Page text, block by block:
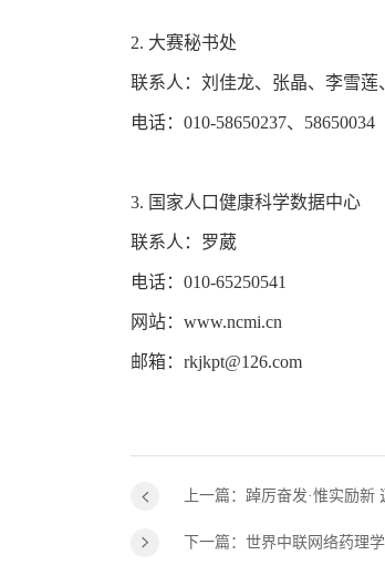
2. 大赛秘书处
联系人：刘佳龙、张晶、李雪莲
电话：010-58650237、58650034
3. 国家人口健康科学数据中心
联系人：罗葳
电话：010-65250541
网站：www.ncmi.cn
邮箱：rkjkpt@126.com
上一篇：踔厉奋发·惟实励
下一篇：世界中联网络药理